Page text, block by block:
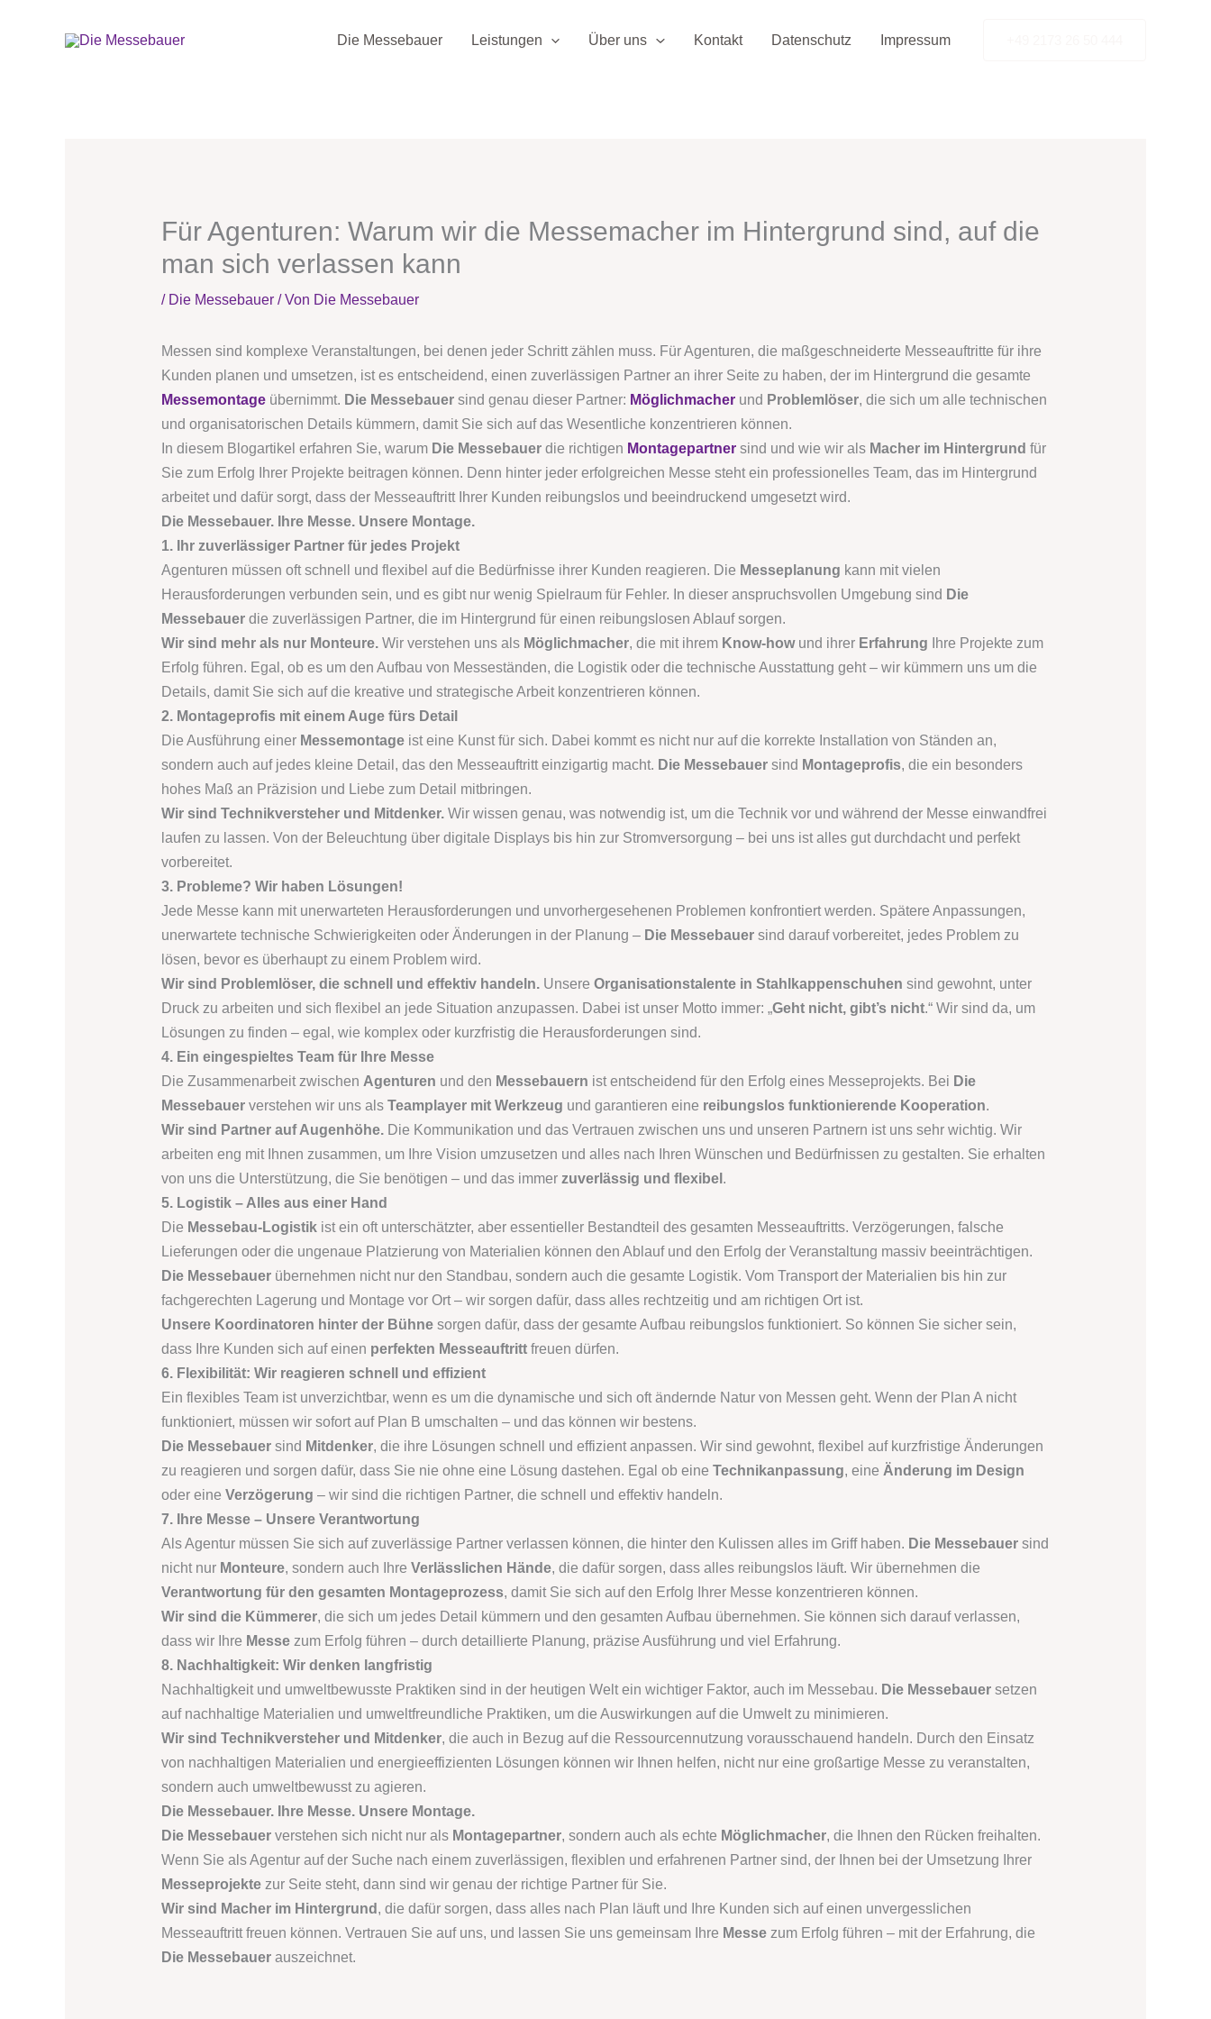
Die Messebauer Leistungen Über uns Kontakt Datenschutz Impressum
Für Agenturen: Warum wir die Messemacher im Hintergrund sind, auf die
man sich verlassen kann
/ Die Messebauer/ Von Die Messebauer
Messen sind komplexe Veranstaltungen, bei denen jeder Schritt zählen muss. Für Agenturen, die maßgeschneiderte Messeauftritte für ihre
Kunden planen und umsetzen, ist es entscheidend, einen zuverlässigen Partner an ihrer Seite zu haben, der im Hintergrund die gesamte
Messemontageübernimmt. Die Messebauersind genau dieser Partner: Möglichmacherund Problemlöser, die sich um alle technischen
und organisatorischen Details kümmern, damit Sie sich auf das Wesentliche konzentrieren können.
In diesem Blogartikel erfahren Sie, warum Die Messebauerdie richtigen Montagepartnersind und wie wir als Macher im Hintergrund für
Sie zum Erfolg Ihrer Projekte beitragen können. Denn hinter jeder erfolgreichen Messe steht ein professionelles Team, das im Hintergrund
arbeitet und dafür sorgt, dass der Messeauftritt Ihrer Kunden reibungslos und beeindruckend umgesetzt wird.
Die Messebauer. Ihre Messe. Unsere Montage.
1. Ihr zuverlässiger Partner für jedes Projekt
Agenturen müssen oft schnell und flexibel auf die Bedürfnisse ihrer Kunden reagieren. Die Messeplanung kann mit vielen
Herausforderungen verbunden sein, und es gibt nur wenig Spielraum für Fehler. In dieser anspruchsvollen Umgebung sind Die
Messebauerdie zuverlässigen Partner, die im Hintergrund für einen reibungslosen Ablauf sorgen.
Wir sind mehr als nur Monteure.Wir verstehen uns als Möglichmacher, die mit ihrem Know-howund ihrer Erfahrung Ihre Projekte zum
Erfolg führen. Egal, ob es um den Aufbau von Messeständen, die Logistik oder die technische Ausstattung geht – wir kümmern uns um die
Details, damit Sie sich auf die kreative und strategische Arbeit konzentrieren können.
2. Montageprofis mit einem Auge fürs Detail
Die Ausführung einer Messemontageist eine Kunst für sich. Dabei kommt es nicht nur auf die korrekte Installation von Ständen an,
sondern auch auf jedes kleine Detail, das den Messeauftritt einzigartig macht. Die Messebauersind Montageprofis, die ein besonders
hohes Maß an Präzision und Liebe zum Detail mitbringen.
Wir sind Technikversteher und Mitdenker.Wir wissen genau, was notwendig ist, um die Technik vor und während der Messe einwandfrei
laufen zu lassen. Von der Beleuchtung über digitale Displays bis hin zur Stromversorgung – bei uns ist alles gut durchdacht und perfekt
vorbereitet.
3. Probleme? Wir haben Lösungen!
Jede Messe kann mit unerwarteten Herausforderungen und unvorhergesehenen Problemen konfrontiert werden. Spätere Anpassungen,
unerwartete technische Schwierigkeiten oder Änderungen in der Planung – Die Messebauersind darauf vorbereitet, jedes Problem zu
lösen, bevor es überhaupt zu einem Problem wird.
Wir sind Problemlöser, die schnell und effektiv handeln.Unsere Organisationstalente in Stahlkappenschuhen sind gewohnt, unter
Druck zu arbeiten und sich flexibel an jede Situation anzupassen. Dabei ist unser Motto immer: „Geht nicht, gibt’s nicht.“ Wir sind da, um
Lösungen zu finden – egal, wie komplex oder kurzfristig die Herausforderungen sind.
4. Ein eingespieltes Team für Ihre Messe
Die Zusammenarbeit zwischen Agenturen und den Messebauern ist entscheidend für den Erfolg eines Messeprojekts. Bei Die
Messebauerverstehen wir uns als Teamplayer mit Werkzeug und garantieren eine reibungslos funktionierende Kooperation.
Wir sind Partner auf Augenhöhe.Die Kommunikation und das Vertrauen zwischen uns und unseren Partnern ist uns sehr wichtig. Wir
arbeiten eng mit Ihnen zusammen, um Ihre Vision umzusetzen und alles nach Ihren Wünschen und Bedürfnissen zu gestalten. Sie erhalten
von uns die Unterstützung, die Sie benötigen – und das immer zuverlässig und flexibel .
5. Logistik – Alles aus einer Hand
Die Messebau-Logistikist ein oft unterschätzter, aber essentieller Bestandteil des gesamten Messeauftritts. Verzögerungen, falsche
Lieferungen oder die ungenaue Platzierung von Materialien können den Ablauf und den Erfolg der Veranstaltung massiv beeinträchtigen.
Die Messebauerübernehmen nicht nur den Standbau, sondern auch die gesamte Logistik. Vom Transport der Materialien bis hin zur
fachgerechten Lagerung und Montage vor Ort – wir sorgen dafür, dass alles rechtzeitig und am richtigen Ort ist.
Unsere Koordinatoren hinter der Bühnesorgen dafür, dass der gesamte Aufbau reibungslos funktioniert. So können Sie sicher sein,
dass Ihre Kunden sich auf einen perfekten Messeauftrittfreuen dürfen.
6. Flexibilität: Wir reagieren schnell und effizient
Ein flexibles Team ist unverzichtbar, wenn es um die dynamische und sich oft ändernde Natur von Messen geht. Wenn der Plan A nicht
funktioniert, müssen wir sofort auf Plan B umschalten – und das können wir bestens.
Die Messebauersind Mitdenker, die ihre Lösungen schnell und effizient anpassen. Wir sind gewohnt, flexibel auf kurzfristige Änderungen
zu reagieren und sorgen dafür, dass Sie nie ohne eine Lösung dastehen. Egal ob eine Technikanpassung, eine Änderung im Design
oder eine Verzögerung – wir sind die richtigen Partner, die schnell und effektiv handeln.
7. Ihre Messe – Unsere Verantwortung
Als Agentur müssen Sie sich auf zuverlässige Partner verlassen können, die hinter den Kulissen alles im Griff haben. Die Messebauersind
nicht nur Monteure, sondern auch Ihre Verlässlichen Hände, die dafür sorgen, dass alles reibungslos läuft. Wir übernehmen die
Verantwortung für den gesamten Montageprozess, damit Sie sich auf den Erfolg Ihrer Messe konzentrieren können.
Wir sind die Kümmerer, die sich um jedes Detail kümmern und den gesamten Aufbau übernehmen. Sie können sich darauf verlassen,
dass wir Ihre Messezum Erfolg führen – durch detaillierte Planung, präzise Ausführung und viel Erfahrung.
8. Nachhaltigkeit: Wir denken langfristig
Nachhaltigkeit und umweltbewusste Praktiken sind in der heutigen Welt ein wichtiger Faktor, auch im Messebau. Die Messebauersetzen
auf nachhaltige Materialien und umweltfreundliche Praktiken, um die Auswirkungen auf die Umwelt zu minimieren.
Wir sind Technikversteher und Mitdenker, die auch in Bezug auf die Ressourcennutzung vorausschauend handeln. Durch den Einsatz
von nachhaltigen Materialien und energieeffizienten Lösungen können wir Ihnen helfen, nicht nur eine großartige Messe zu veranstalten,
sondern auch umweltbewusst zu agieren.
Die Messebauer. Ihre Messe. Unsere Montage.
Die Messebauerverstehen sich nicht nur als Montagepartner, sondern auch als echte Möglichmacher, die Ihnen den Rücken freihalten.
Wenn Sie als Agentur auf der Suche nach einem zuverlässigen, flexiblen und erfahrenen Partner sind, der Ihnen bei der Umsetzung Ihrer
Messeprojektezur Seite steht, dann sind wir genau der richtige Partner für Sie.
Wir sind Macher im Hintergrund , die dafür sorgen, dass alles nach Plan läuft und Ihre Kunden sich auf einen unvergesslichen
Messeauftritt freuen können. Vertrauen Sie auf uns, und lassen Sie uns gemeinsam Ihre Messezum Erfolg führen – mit der Erfahrung, die
Die Messebauerauszeichnet.